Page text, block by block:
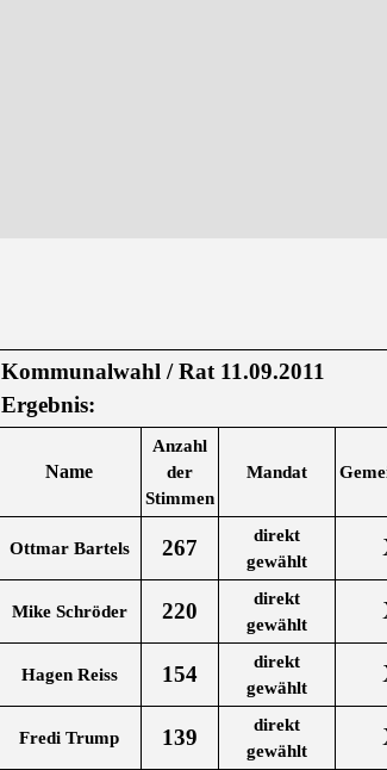
Kommunalwahl / Rat 11.09.2011
Ergebnis:
Name
Anzahl
der
Stimmen
Mandat
Ottmar Bartels 267
direkt
gewählt
Mike Schröder 220
direkt
gewählt
Hagen Reiss 154
direkt
gewählt
Fredi Trump 139
direkt
gewählt